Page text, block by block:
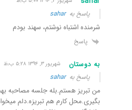
پاسخ بهsahar
شرمنده اشتباه نوشتم، سهند بودم
پاسخ
به دوستان شهریور ۳, ۱۳۹۴ ۵:۲۸ ب٫ظ
پاسخ بهsahar
من تبریز هستم.بله جلسه مصاحبه
بگیری.محل کارم هم تبریزه.دلم